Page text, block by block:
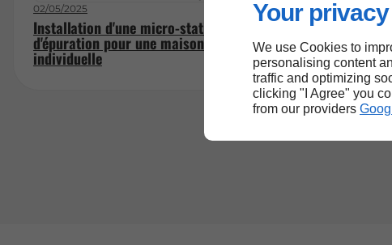
Your
We use Cookies to
personalising content
traffic and optimizing
clicking "I Agree" you
from our providers
02/05/2025
Installation d'une micro-station
d'épuration pour une maison
individuelle